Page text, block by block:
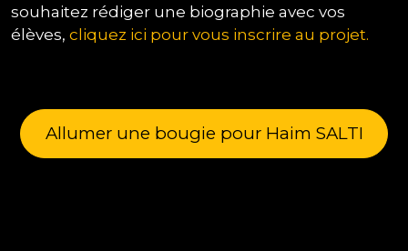
souhaitez rédiger une biographie avec vos
élèves, cliquez ici pour vous inscrire au projet.
Allumer une bougie pour Haim SALTI